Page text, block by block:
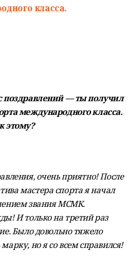
класса.
поздравлений — ты получил
международного класса.
этому?
очень приятно! После
мастера спорта я начал
звания МСМК.
И только на третий раз
Было довольно тяжело
но я со всемсправился!